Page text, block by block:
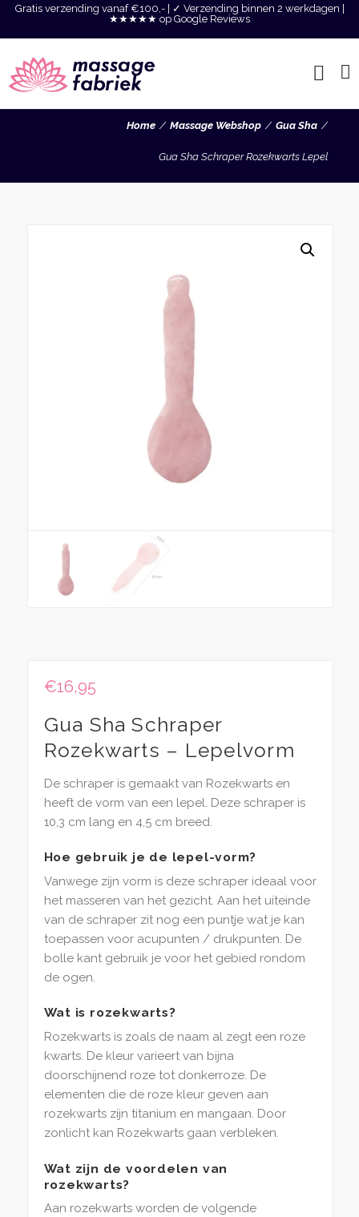
Gratis verzending vanaf €100,- | ✓ Verzending binnen 2 werkdagen |
★★★★★ op Google Reviews
Home Massage Webshop Gua Sha
Gua Sha Schraper Rozekwarts Lepel
€16,95
Gua Sha Schraper
Rozekwarts – Lepelvorm
De schraper is gemaakt van Rozekwarts en
heeft de vorm van een lepel. Deze schraper is
10,3 cm lang en 4,5 cm breed.
Hoe gebruik je de lepel-vorm?
Vanwege zijn vorm is deze schraper ideaal voor
het masseren van het gezicht. Aan het uiteinde
van de schraper zit nog een puntje wat je kan
toepassen voor acupunten / drukpunten. De
bolle kant gebruik je voor het gebied rondom
de ogen.
Wat is rozekwarts?
Rozekwarts is zoals de naam al zegt een roze
kwarts. De kleur varieert van bijna
doorschijnend roze tot donkerroze. De
elementen die de roze kleur geven aan
rozekwarts zijn titanium en mangaan. Door
zonlicht kan Rozekwarts gaan verbleken.
Wat zijn de voordelen van
rozekwarts?
Aan rozekwarts worden de volgende